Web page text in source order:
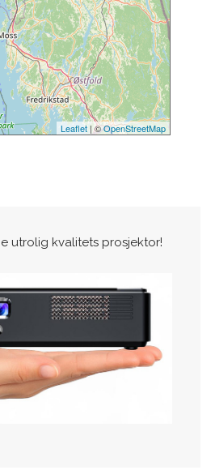
Leaflet | ©OpenStreetMap
utrolig kvalitets prosjektor!